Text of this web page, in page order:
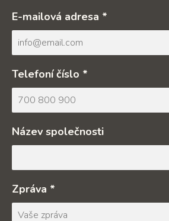
E-mailová adresa *
Telefoní číslo *
Název společnosti
Zpráva *